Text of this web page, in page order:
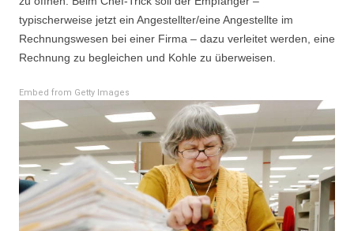
typischerweise jetzt ein Angestellter/eine Angestellte im
Rechnungswesen bei einer Firma – dazu verleitet werden, eine
Rechnung zu begleichen und Kohle zu überweisen.
Embed from Getty Images